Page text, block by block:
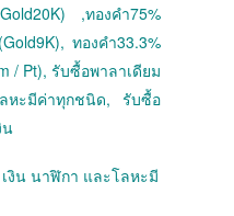
,ทองคำ75%
ทองคำ33.3%
/ Pt), รับซื้อพาลาเดียม
หะมีค่าทุกชนิด, รับซื้อ
น
งิน นาฬิกา และโลหะมี